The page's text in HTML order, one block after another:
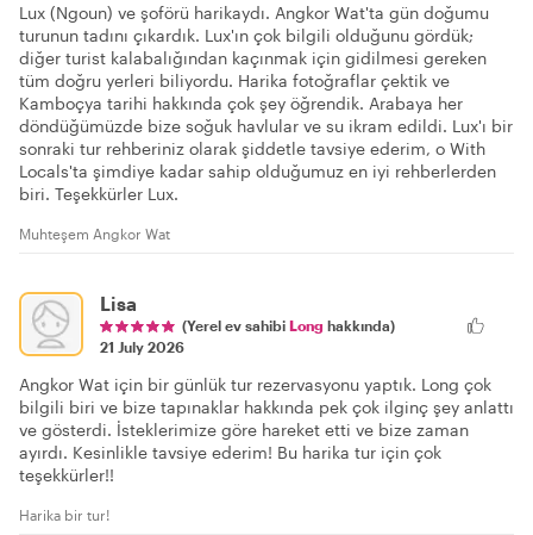
Lux (Ngoun) ve şoförü harikaydı. Angkor Wat'ta gün doğumu
turunun tadını çıkardık. Lux'ın çok bilgili olduğunu gördük;
diğer turist kalabalığından kaçınmak için gidilmesi gereken
tüm doğru yerleri biliyordu. Harika fotoğraflar çektik ve
Kamboçya tarihi hakkında çok şey öğrendik. Arabaya her
döndüğümüzde bize soğuk havlular ve su ikram edildi. Lux'ı bir
sonraki tur rehberiniz olarak şiddetle tavsiye ederim, o With
Locals'ta şimdiye kadar sahip olduğumuz en iyi rehberlerden
biri. Teşekkürler Lux.
Muhteşem Angkor Wat
Lisa
(Yerel ev sahibi Long hakkında)
21 July 2026
Angkor Wat için bir günlük tur rezervasyonu yaptık. Long çok
bilgili biri ve bize tapınaklar hakkında pek çok ilginç şey anlattı
ve gösterdi. İsteklerimize göre hareket etti ve bize zaman
ayırdı. Kesinlikle tavsiye ederim! Bu harika tur için çok
teşekkürler!!
Harika bir tur!